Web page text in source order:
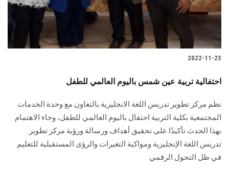
2022-11-23
احتفالية تربية عين شمس باليوم العالمي للطفل
نظم مركز تطوير تدريس اللغة الانجليزية بالتعاون مع وحدة الخدمات
المجتمعية بكلية التربية احتفال باليوم العالمي للطفل، وجاء الاهتمام
بهذا الحدث تأكيدًا على تحقيق أهداف ورسالة ورؤية مركز تطوير
تدريس اللغة الإنجليزية ومواكبة التغيرات والرؤى المستقبلية للتعليم
في ظل التحول الرقمي